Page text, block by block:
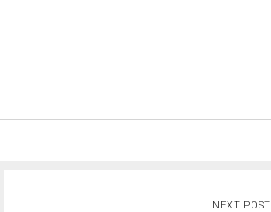
NEXT POST